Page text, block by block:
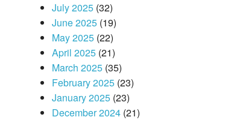
July 2025(32)
June 2025(19)
May 2025(22)
April 2025(21)
March 2025(35)
February 2025(23)
January 2025(23)
December 2024(21)